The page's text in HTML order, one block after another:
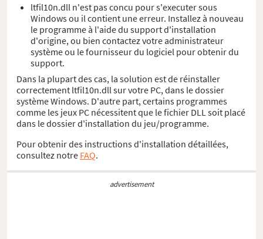
ltfil10n.dll n'est pas concu pour s'executer sous
Windows ou il contient une erreur. Installez à nouveau
le programme à l'aide du support d'installation
d'origine, ou bien contactez votre administrateur
système ou le fournisseur du logiciel pour obtenir du
support.
Dans la plupart des cas, la solution est de réinstaller
correctement ltfil10n.dll sur votre PC, dans le dossier
système Windows. D'autre part, certains programmes
comme les jeux PC nécessitent que le fichier DLL soit placé
dans le dossier d'installation du jeu/programme.
Pour obtenir des instructions d'installation détaillées,
consultez notre FAQ.
advertisement